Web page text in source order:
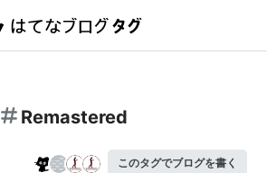
Remastered
このタグでブログを書く